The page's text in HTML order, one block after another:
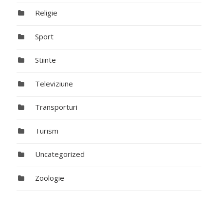
Religie
Sport
Stiinte
Televiziune
Transporturi
Turism
Uncategorized
Zoologie